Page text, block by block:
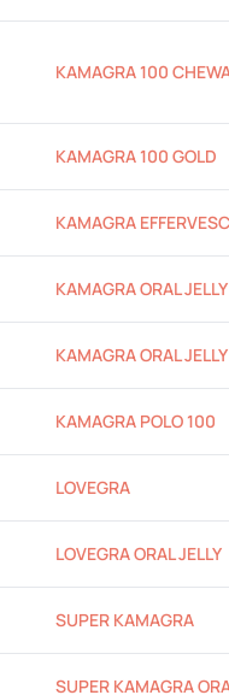
KAMAGRA 100
KAMAGRA 100 GOLD
KAMAGRA
KAMAGRA ORAL JELLY
KAMAGRA ORAL
KAMAGRA POLO 100
LOVEGRA
LOVEGRA ORAL JELLY
SUPER KAMAGRA
SUPER KAMAGRA